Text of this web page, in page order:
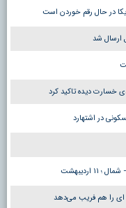
در حال رقم خوردن است
خسارت دیده تاکید کرد
ای را هم فریب می‌دهد